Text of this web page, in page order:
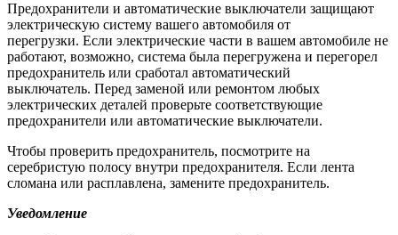
Предохранители и автоматические выключатели защищают
электрическую систему вашего автомобиля от
перегрузки. Если электрические части в вашем автомобиле не
работают, возможно, система была перегружена и перегорел
предохранитель или сработал автоматический
выключатель. Перед заменой или ремонтом любых
электрических деталей проверьте соответствующие
предохранители или автоматические выключатели.
Чтобы проверить предохранитель, посмотрите на
серебристую полосу внутри предохранителя. Если лента
сломана или расплавлена, замените предохранитель.
Уведомление